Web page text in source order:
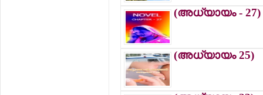
(അധ്യായം - 27)
(അധ്യായം 25)